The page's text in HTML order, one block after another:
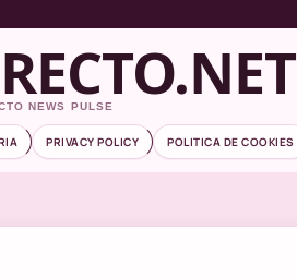
NEWS PULSE
PRIVACY POLICY POLITICA DE COOKIES